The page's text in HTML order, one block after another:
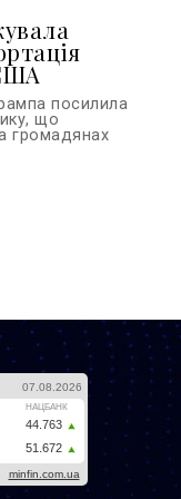
посилила
що
громадянах